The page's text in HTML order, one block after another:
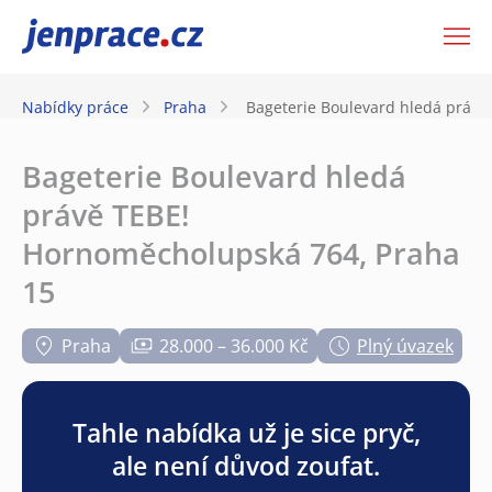
JenPráce.cz
Nabídky práce Praha Bageterie Boulevard hledá právě
Bageterie Boulevard hledá
právě TEBE!
Hornoměcholupská 764, Praha
15
Praha 28.000 – 36.000 Kč Plný úvazek
Tahle nabídka už je sice pryč,
ale není důvod zoufat.